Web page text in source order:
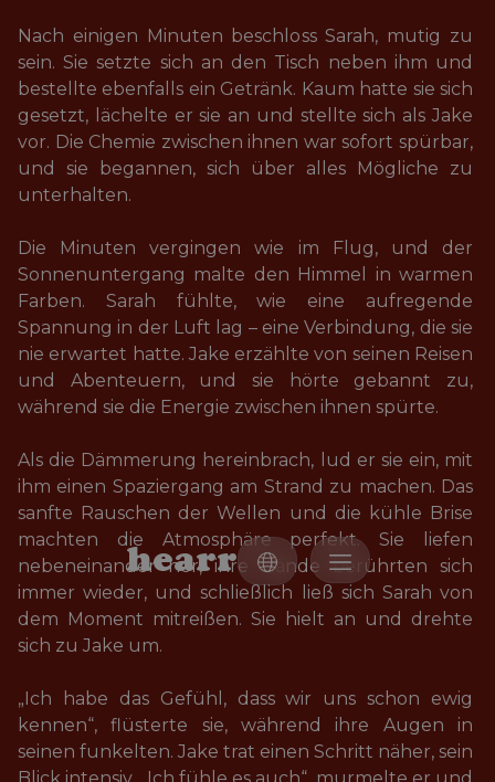
hearr
Nach einigen Minuten beschloss Sarah, mutig zu
sein. Sie setzte sich an den Tisch neben ihm und
bestellte ebenfalls ein Getränk. Kaum hatte sie sich
gesetzt, lächelte er sie an und stellte sich als Jake
vor. Die Chemie zwischen ihnen war sofort spürbar,
und sie begannen, sich über alles Mögliche zu
unterhalten.
Die Minuten vergingen wie im Flug, und der
Sonnenuntergang malte den Himmel in warmen
Farben. Sarah fühlte, wie eine aufregende
Spannung in der Luft lag – eine Verbindung, die sie
nie erwartet hatte. Jake erzählte von seinen Reisen
und Abenteuern, und sie hörte gebannt zu,
während sie die Energie zwischen ihnen spürte.
Als die Dämmerung hereinbrach, lud er sie ein, mit
ihm einen Spaziergang am Strand zu machen. Das
sanfte Rauschen der Wellen und die kühle Brise
machten die Atmosphäre perfekt. Sie liefen
nebeneinander her, ihre Hände berührten sich
immer wieder, und schließlich ließ sich Sarah von
dem Moment mitreißen. Sie hielt an und drehte
sich zu Jake um.
„Ich habe das Gefühl, dass wir uns schon ewig
kennen“, flüsterte sie, während ihre Augen in
seinen funkelten. Jake trat einen Schritt näher, sein